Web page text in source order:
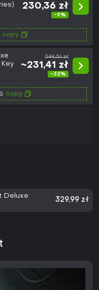
230,36 zł
-9%
copy
344,36 zł
~231,41 zł
-32%
copy
Deluxe
329,99 zł